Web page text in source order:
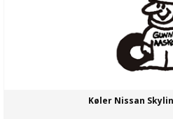
Køler Nissan